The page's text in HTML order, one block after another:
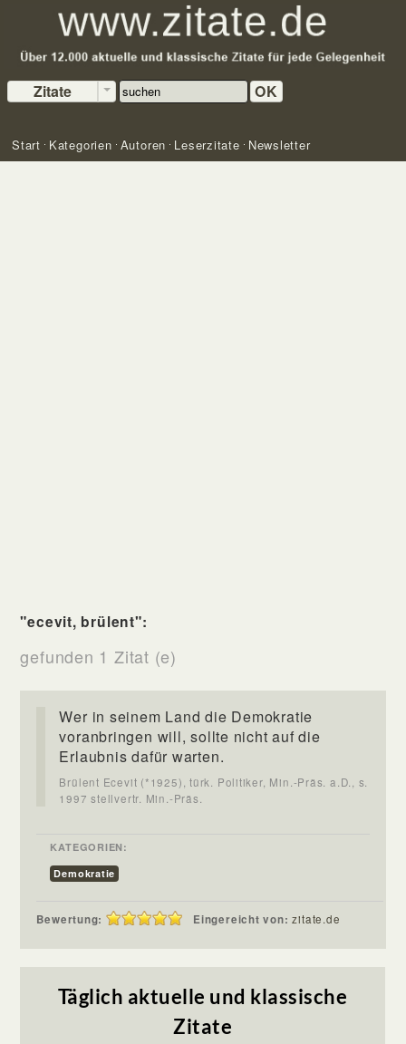
Zitate OK
Start Kategorien Autoren Leserzitate Newsletter
"ecevit, brülent":
gefunden 1 Zitat (e)
Wer in seinem Land die Demokratie
voranbringen will, sollte nicht auf die
Erlaubnis dafür warten.
Brülent Ecevit (*1925), türk. Politiker, Min.-Präs. a.D., s.
1997 stellvertr. Min.-Präs.
KATEGORIEN:
Demokratie
Bewertung: Eingereicht von:zitate.de